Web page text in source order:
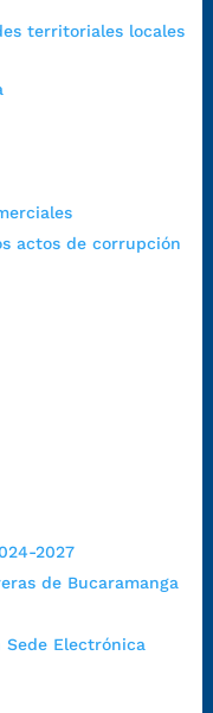
territoriales locales
actos de corrupción
2027
de Bucaramanga
Electrónica
Personales |